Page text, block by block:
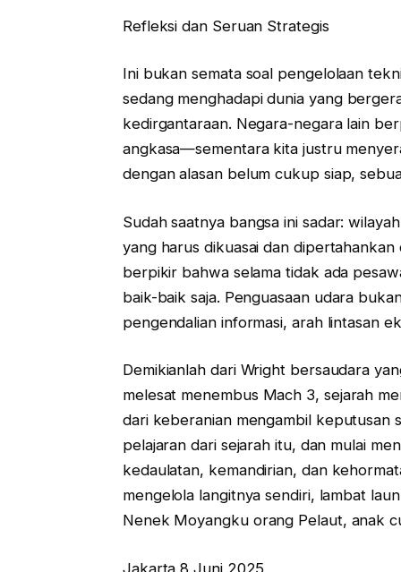
Refleksi dan Seruan Strategis
Ini bukan semata soal pengelolaan
sedang menghadapi dunia yang
kedirgantaraan. Negara-negara lain
angkasa—sementara kita justru
dengan alasan belum cukup siap,
Sudah saatnya bangsa ini sadar:
yang harus dikuasai dan
berpikir bahwa selama tidak ada
baik-baik saja. Penguasaan udara
pengendalian informasi, arah lintasan
Demikianlah dari Wright bersaudara
melesat menembus Mach 3, sejarah
dari keberanian mengambil keputusan
pelajaran dari sejarah itu, dan mulai
kedaulatan, kemandirian, dan
mengelola langitnya sendiri, lambat
Nenek Moyangku orang Pelaut, anak
Jakarta 8 Juni 2025